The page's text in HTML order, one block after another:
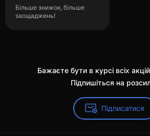
Більше знижок, більше
заощаджень!
Бажаєте бути в курсі всіх
Підпишіться на
Підписатися